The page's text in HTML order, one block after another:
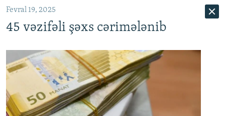
qayıt
Axtarışa
QANUNI DOĞRU
ARAŞDIRMA
MULTIMEDIA
VIDEO
RADIO ARXIV
Fevral 19, 2025
45 vəzifəli şəxs cərimələnib